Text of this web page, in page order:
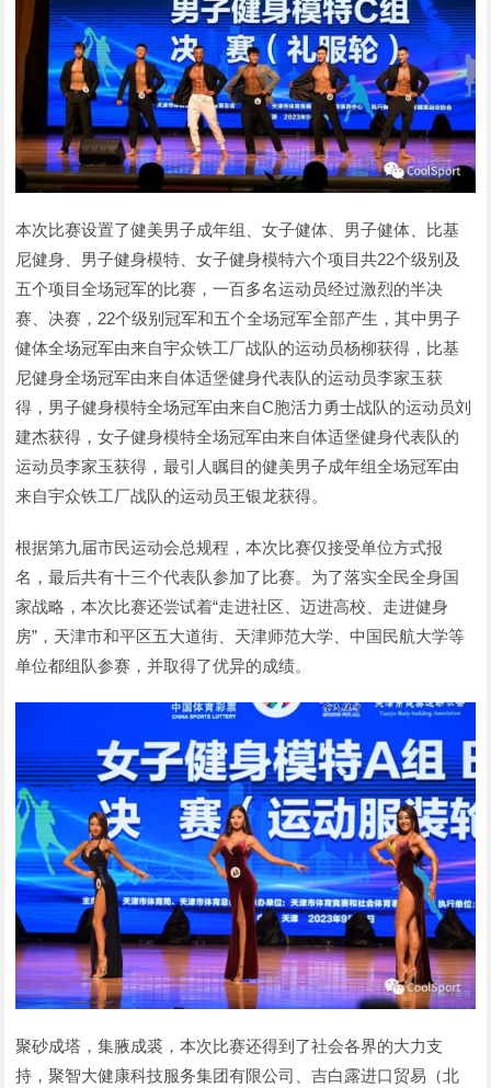
本次比赛设置了健美男子成年组、女子健体、男子健体、比基
尼健身、男子健身模特、女子健身模特六个项目共22个级别及
五个项目全场冠军的比赛，一百多名运动员经过激烈的半决
赛、决赛，22个级别冠军和五个全场冠军全部产生，其中男子
健体全场冠军由来自宇众铁工厂战队的运动员杨柳获得，比基
尼健身全场冠军由来自体适堡健身代表队的运动员李家玉获
得，男子健身模特全场冠军由来自C胞活力勇士战队的运动员刘
建杰获得，女子健身模特全场冠军由来自体适堡健身代表队的
运动员李家玉获得，最引人瞩目的健美男子成年组全场冠军由
来自宇众铁工厂战队的运动员王银龙获得。
根据第九届市民运动会总规程，本次比赛仅接受单位方式报
名，最后共有十三个代表队参加了比赛。为了落实全民全身国
家战略，本次比赛还尝试着“走进社区、迈进高校、走进健身
房”，天津市和平区五大道街、天津师范大学、中国民航大学等
单位都组队参赛，并取得了优异的成绩。
聚砂成塔，集腋成裘，本次比赛还得到了社会各界的大力支
持，聚智大健康科技服务集团有限公司、吉白露进口贸易（北